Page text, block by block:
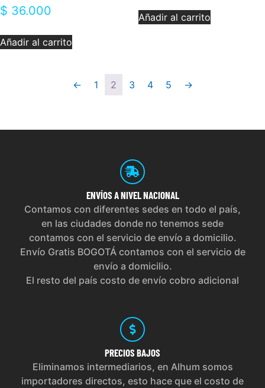
$ 36.000
Añadir al carrito
Añadir al carrito
← 1 2 3 4 5 →
ENVÍOS A NIVEL NACIONAL
Contamos con diferentes sedes en todo el país,
en las ciudades donde no tenemos sede
contamos con el servicio de envío a domicilio.
Envío Gratis BOGOTÁ contamos con el servicio de
envío a domicilio.
El resto del país costo de envío cobro adicional
PRECIOS BAJOS
Eliminamos intermediarios, en Alhum somos
importadores directos, esto hace que el costo de